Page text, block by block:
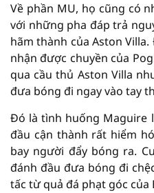
Về phần MU, họ cũng có
với những pha đáp trả
hãm thành của Aston
nhận được chuyền của
qua cầu thủ Aston Villa
đưa bóng đi ngay vào tay
Đó là tình huống Maguire
đầu cận thành rất hiểm
bay người đẩy bóng ra.
đánh đầu đưa bóng đi
tấc từ quả đá phạt góc của